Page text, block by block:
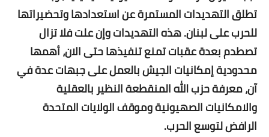
تطلق التهديدات المستمرة عن استعدادها وتحضيراتها
للحرب على لبنان. هذه التهديدات وإن علت فلا تزال
تصطدم بعدة عقبات تمنع تنفيذها حتى الان، أهمها
محدودية إمكانيات الجيش بالعمل على جبهات عدة في
آن، معرفة حزب الله المنقطعة النظير بالعقلية
والامكانيات الصهيونية وموقف الولايات المتحدة
الرافض لتوسع الحرب.